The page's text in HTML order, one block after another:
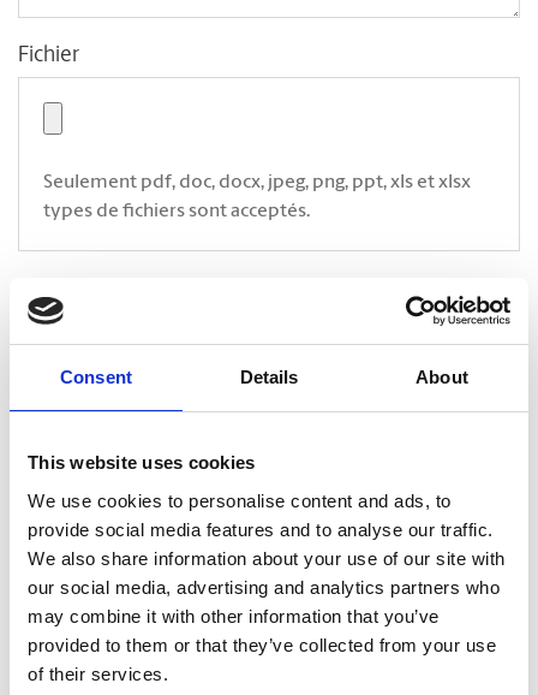
Consent Details About
This website uses cookies
We use cookies to personalise content and ads, to
provide social media features and to analyse our traffic.
We also share information about your use of our site with
our social media, advertising and analytics partners who
may combine it with other information that you’ve
provided to them or that they’ve collected from your use
of their services.
Fichier
Seulement pdf, doc, docx, jpeg, png, ppt, xls et xlsx
types de fichiers sont acceptés.
CAPTCHA